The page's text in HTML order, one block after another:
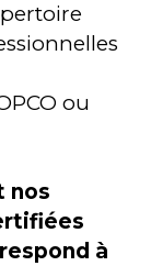
ou
nos
à